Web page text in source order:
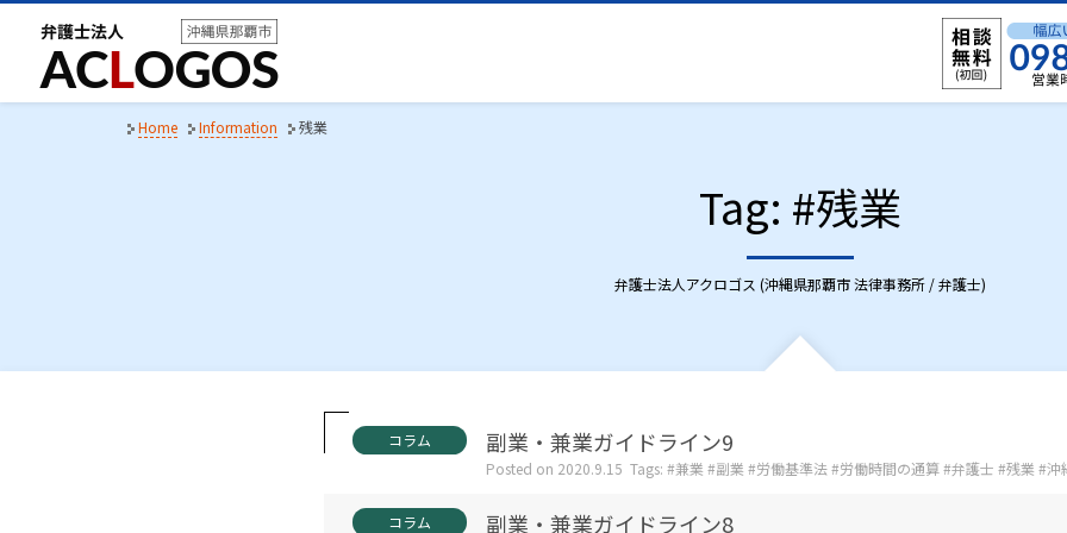
p
Home Information 残業
Tag: #残業
弁護士法人アクロゴス (沖縄県那覇市 法律事務所 / 弁護士)
C
a
g
コラム 副業・兼業ガイドライン9
Posted on 2020.9.15 Tags: 兼業 副業 労働基準法 労働時間の通算 弁護士 残業 沖
C
コラム 副業・兼業ガイドライン8